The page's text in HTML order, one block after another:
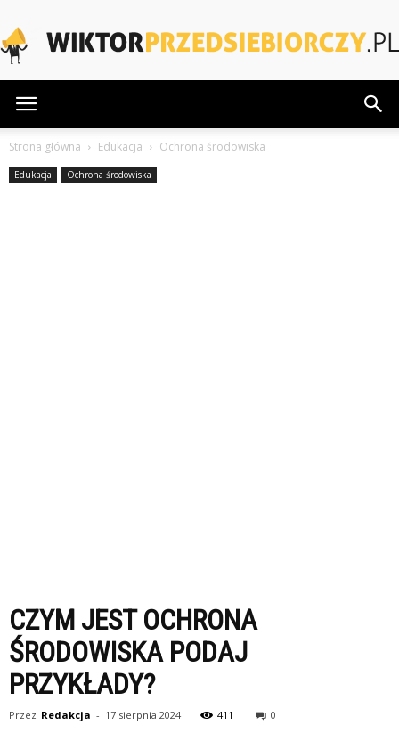
Strona główna Edukacja Ochrona środowiska
Edukacja Ochrona środowiska
CZYM JEST OCHRONA
ŚRODOWISKA PODAJ
PRZYKŁADY?
Przez Redakcja - 17 sierpnia 2024 411 0